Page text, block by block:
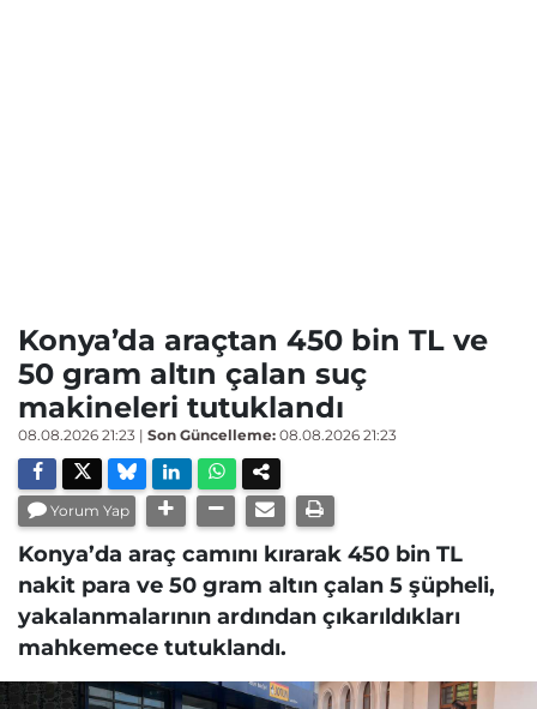
Konya’da araçtan 450 bin TL ve
50 gram altın çalan suç
makineleri tutuklandı
08.08.2026 21:23 | Son Güncelleme: 08.08.2026 21:23
Yorum Yap
Konya’da araç camını kırarak 450 bin TL
nakit para ve 50 gram altın çalan 5 şüpheli,
yakalanmalarının ardından çıkarıldıkları
mahkemece tutuklandı.